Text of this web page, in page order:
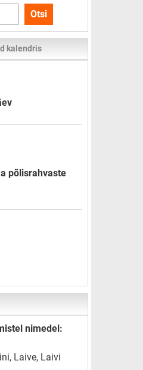
Otsi
kalendris
põlisrahvaste
nimedel:
Laive, Laivi